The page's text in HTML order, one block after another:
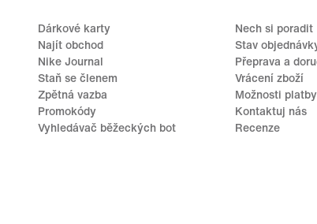
Dárkové karty
Najít obchod
Nike Journal
Staň se členem
Zpětná vazba
Promokódy
Vyhledávač běžeckých bot
Nech si poradit
Stav
Přeprava a
Vrácení zboží
Možnosti platby
Kontaktuj nás
Recenze